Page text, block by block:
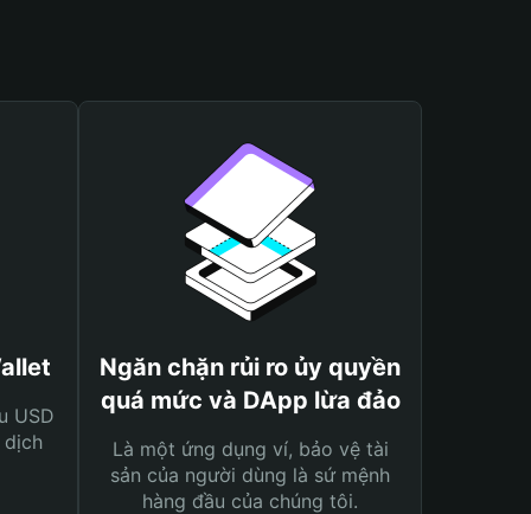
USD
Ngăn chặn rủi ro ủy quyền
quá mức và DApp lừa đảo
Là một ứng dụng ví, bảo vệ tài
sản của người dùng là sứ mệnh
hàng đầu của chúng tôi.